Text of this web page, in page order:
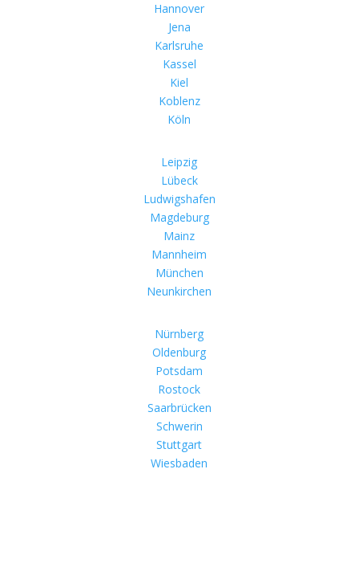
Hannover
Jena
Karlsruhe
Kassel
Kiel
Koblenz
Köln
Leipzig
Lübeck
Ludwigshafen
Magdeburg
Mainz
Mannheim
München
Neunkirchen
Nürnberg
Oldenburg
Potsdam
Rostock
Saarbrücken
Schwerin
Stuttgart
Wiesbaden